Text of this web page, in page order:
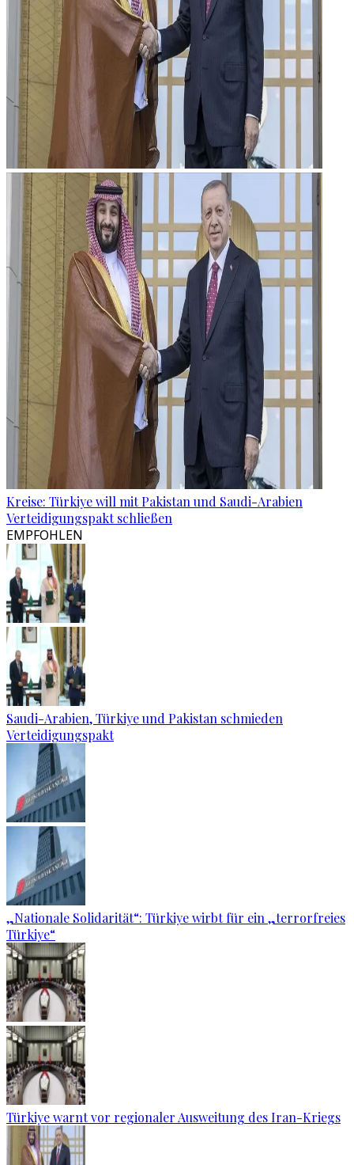
Kreise: Türkiye will mit Pakistan und Saudi-Arabien
Verteidigungspakt schließen
EMPFOHLEN
Saudi-Arabien, Türkiye und Pakistan schmieden
Verteidigungspakt
„Nationale Solidarität“: Türkiye wirbt für ein „terrorfreies
Türkiye“
Türkiye warnt vor regionaler Ausweitung des Iran-Kriegs